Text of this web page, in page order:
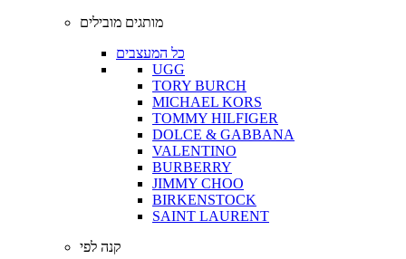
מותגים מובילים
כל המעצבים
UGG
TORY BURCH
MICHAEL KORS
TOMMY HILFIGER
DOLCE & GABBANA
VALENTINO
BURBERRY
JIMMY CHOO
BIRKENSTOCK
SAINT LAURENT
קנה לפי